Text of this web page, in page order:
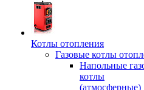
Котлы отопления
Газовые котлы
Напольные
котлы
(атмосферные)